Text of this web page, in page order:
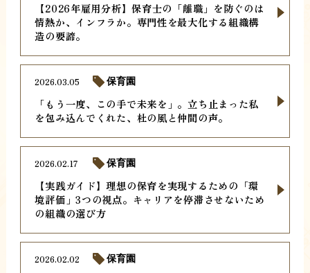
【2026年雇用分析】保育士の「離職」を防ぐのは
情熱か、インフラか。専門性を最大化する組織構
造の要諦。
「もう一度、この手で未来を」。立ち止まった私
を包み込んでくれた、杜の風と仲間の声。
2026.03.05 保育園
【実践ガイド】理想の保育を実現するための「環
境評価」3つの視点。キャリアを停滞させないため
の組織の選び方
2026.02.17 保育園
2026.02.02 保育園